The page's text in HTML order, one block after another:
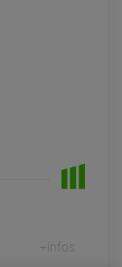
+infos